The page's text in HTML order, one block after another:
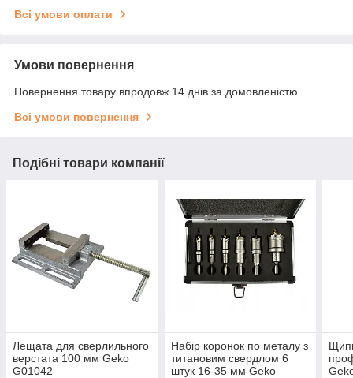
Всі умови оплати
Умови повернення
Повернення товару впродовж 14 днів за домовленістю
Всі умови повернення
Подібні товари компанії
Лещата для сверлильного
верстата 100 мм Geko
G01042
Набір коронок по металу з
титановим свердлом 6
штук 16-35 мм Geko